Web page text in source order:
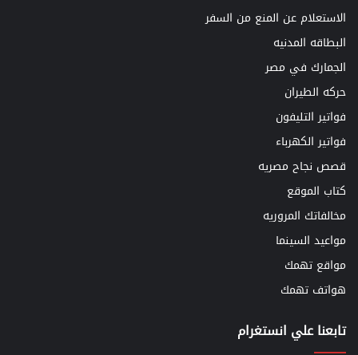
الاستعلام عن المنع من السفر
البطاقه المدنيه
الجمارك في مصر
حركه الطيران
فواتير التليفون
فواتير الكهرباء
قصص نجاح مصريه
كتاب الموقع
مخالفاتك المروريه
مواعيد السينما
مواقع تهمك
هواتف تهمك
تابعنا علي انستغرام